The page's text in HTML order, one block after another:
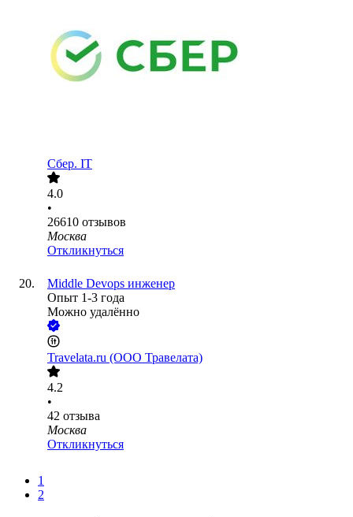
Сбер. IT
4.0
•
26610 отзывов
Москва
Откликнуться
Middle Devops инженер
Опыт 1-3 года
Можно удалённо
Travelata.ru (ООО Травелата)
4.2
•
42 отзыва
Москва
Откликнуться
1
2